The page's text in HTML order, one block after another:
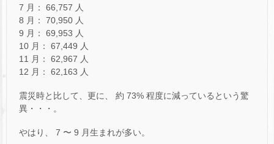
7 月： 66,757 人
8 月： 70,950 人
9 月： 69,953 人
10 月： 67,449 人
11 月： 62,967 人
12 月： 62,163 人
震災時と比して、更に、 約 73% 程度に減っているという驚
異・・・。
やはり、 7 〜 9 月生まれが多い。